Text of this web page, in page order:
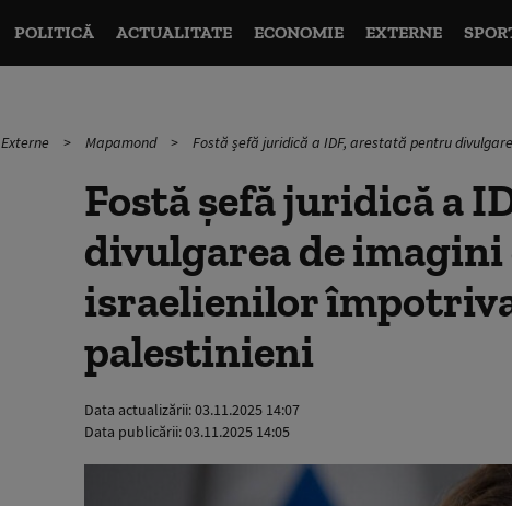
POLITICĂ ACTUALITATE ECONOMIE EXTERNE
Externe Mapamond Fostă șefă juridică a IDF, arestată pentru
Fostă șefă juridică a
divulgarea de imagini
israelienilor
palestinieni
Data actualizării:03.11.2025 14:07
Data publicării:03.11.2025 14:05